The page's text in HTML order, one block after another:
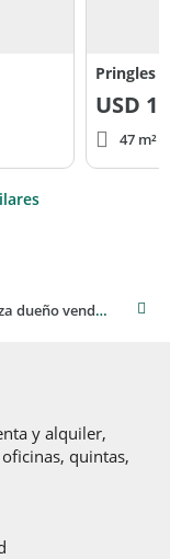
Pringles
USD
47 m²
Departamento 3 ambientes con balcón terraza dueño vende sin comisión en Almagro
y alquiler,
quintas,